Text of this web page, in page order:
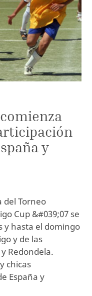
y
del Torneo
Cup &#039;07 se
y hasta el domingo
y de las
Redondela.
chicas
España y